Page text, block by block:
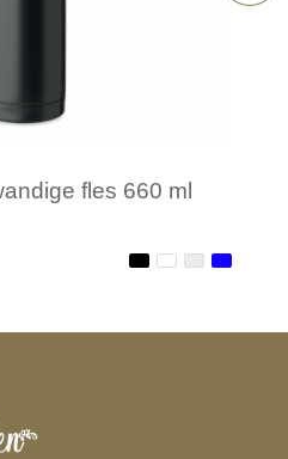
fles 660 ml